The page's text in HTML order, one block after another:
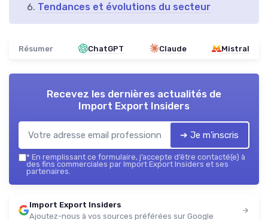
Tendances et évolutions du secteur
Résumer ChatGPT Claude Mistral
Recevez les dernières actualités de
Import Export Insiders
➔ Je m'inscris
* En remplissant ce formulaire, j’accepte d’être contacté(e) à
des fins commerciales par Import Export Insiders et ses
partenaires.
Import Export Insiders
Ajoutez-nous à vos sources préférées sur Google